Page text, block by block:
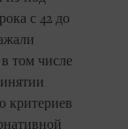
с 42 до
том числе
критериев